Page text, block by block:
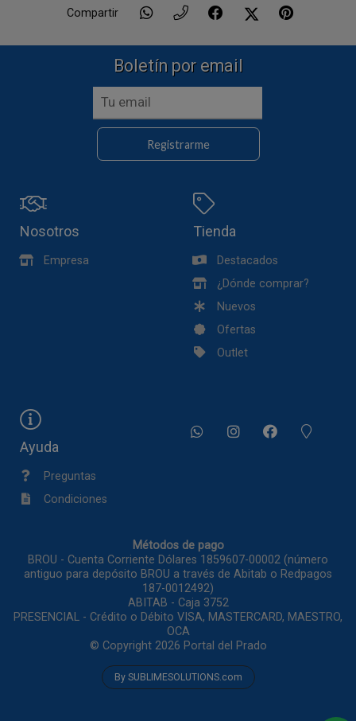
Compartir
Boletín por email
Registrarme
Nosotros
Empresa
Tienda
Destacados
¿Dónde comprar?
Nuevos
Ofertas
Outlet
Ayuda
Preguntas
Condiciones
Métodos de pago
BROU - Cuenta Corriente Dólares 1859607-00002 (número
antiguo para depósito BROU a través de Abitab o Redpagos
187-0012492)
ABITAB - Caja 3752
PRESENCIAL - Crédito o Débito VISA, MASTERCARD, MAESTRO,
OCA
© Copyright 2026 Portal del Prado
By SUBLIMESOLUTIONS.com